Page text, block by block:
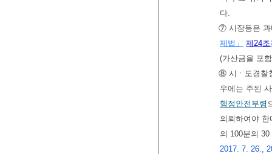
다.
⑦ 시장등은 과
제법」
제24조
(가산금을 포
⑧ 시ㆍ도경찰
우에는 주된
행정안전부령
의뢰하여야
의 100분의
2017. 7. 26.,